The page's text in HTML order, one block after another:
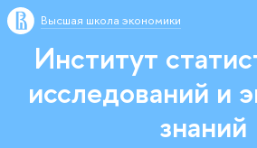
Высшая школа экономики
Институт
исследований и
знаний